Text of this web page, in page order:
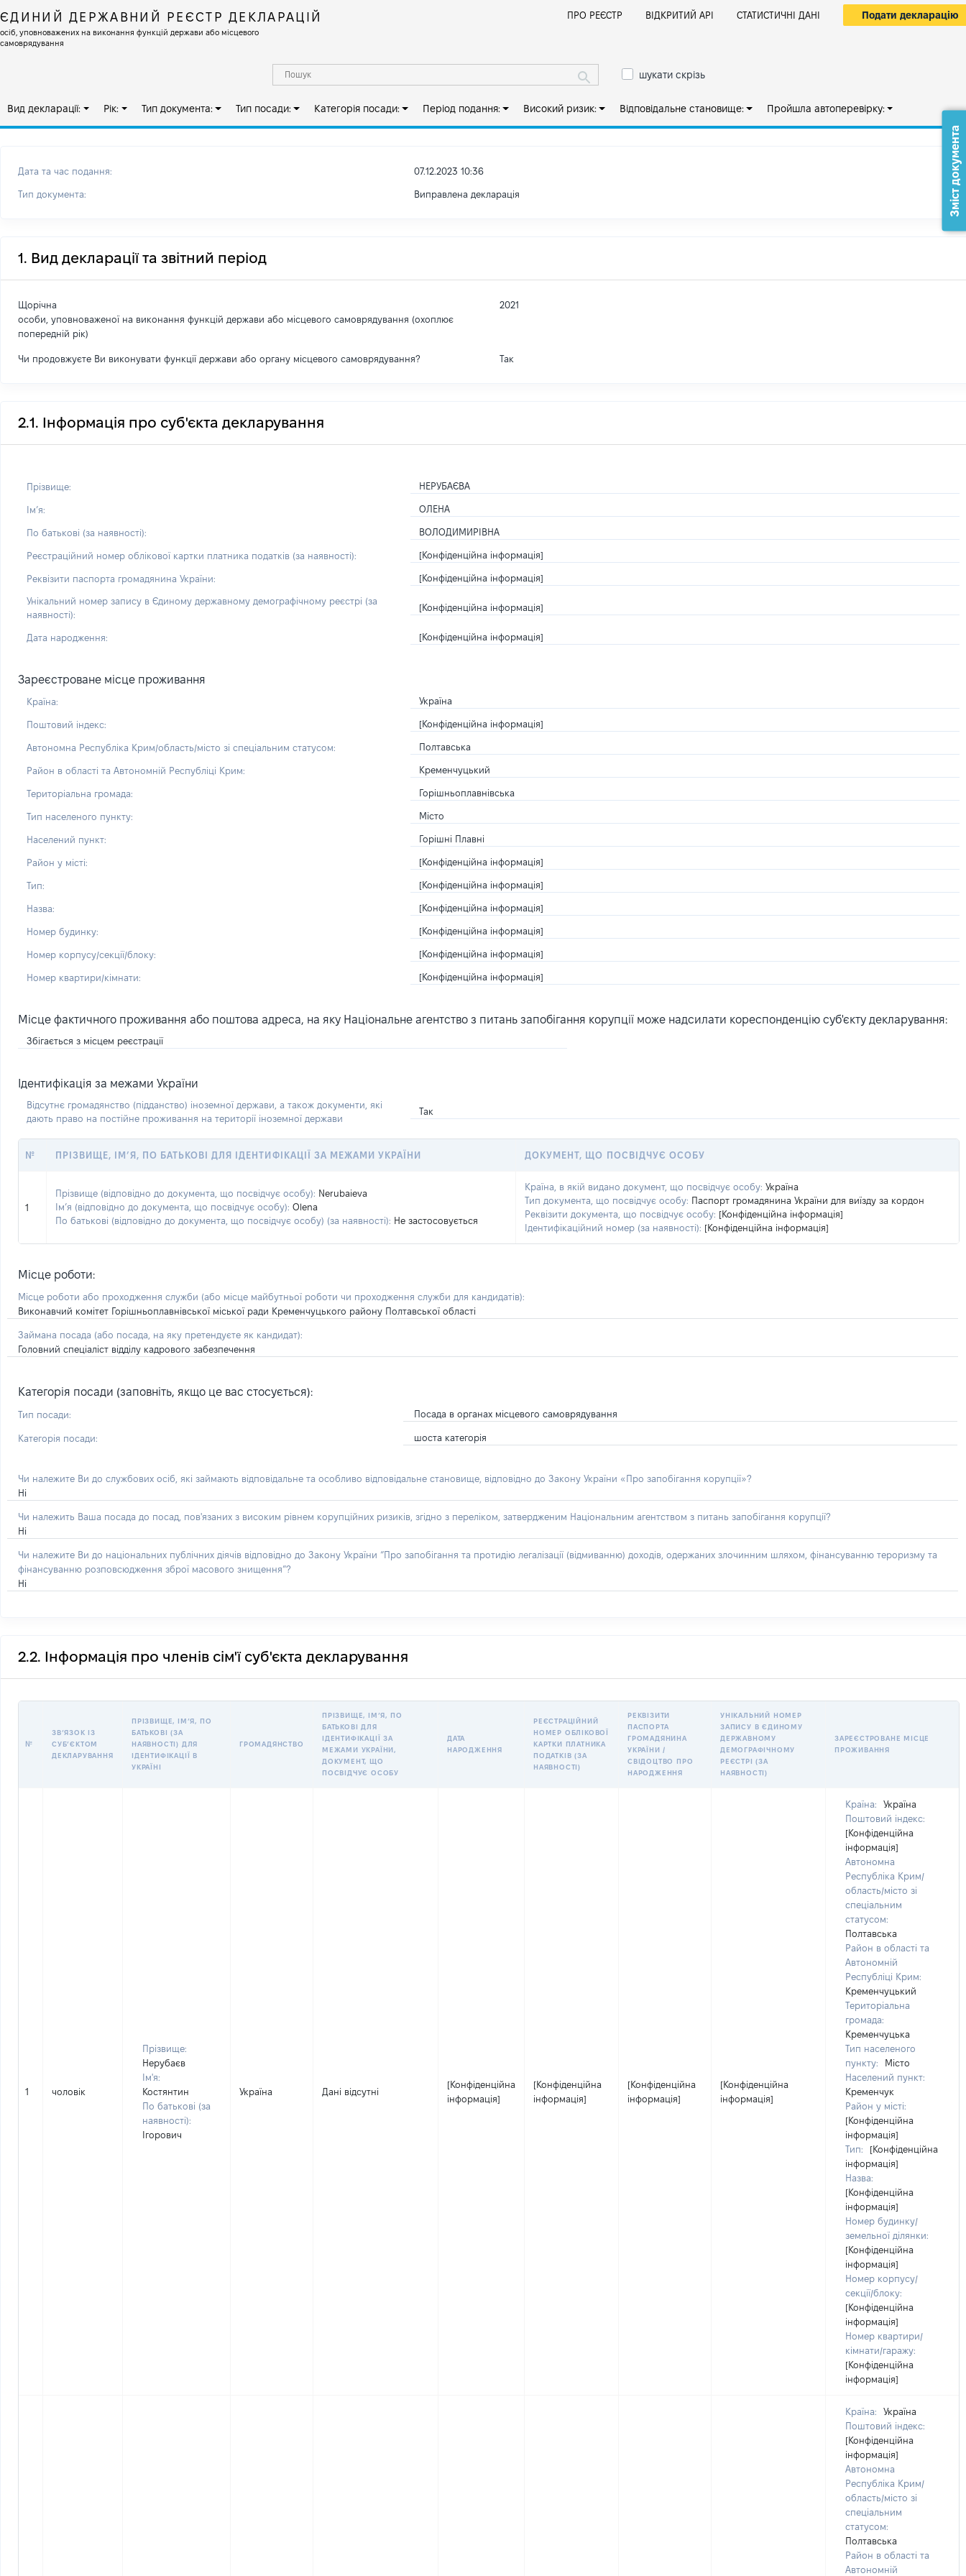
ЄДИНИЙ ДЕРЖАВНИЙ РЕЄСТР ДЕКЛАРАЦІЙ
осіб, уповноважених на виконання функцій держави або місцевого
самоврядування
ПРО РЕЄСТР ВІДКРИТИЙ АРІ СТАТИСТИЧНІ ДАНІ Подати декларацію
шукати скрізь
Вид декларації: Рік: Тип документа: Тип посади: Категорія посади: Період подання: Високий ризик: Відповідальне становище: Пройшла автоперевірку:
Дата та час подання: 07.12.2023 10:36
Тип документа: Виправлена декларація
1. Вид декларації та звітний період
Щорічна
особи, уповноваженої на виконання функцій держави або місцевого самоврядування (охоплює
попередній рік)
2021
Чи продовжуєте Ви виконувати функції держави або органу місцевого самоврядування? Так
2.1. Інформація про суб'єкта декларування
Прізвище: НЕРУБАЄВА
Імʼя: ОЛЕНА
По батькові (за наявності): ВОЛОДИМИРІВНА
Реєстраційний номер облікової картки платника податків (за наявності): [Конфіденційна інформація]
Реквізити паспорта громадянина України: [Конфіденційна інформація]
Унікальний номер запису в Єдиному державному демографічному реєстрі (за
наявності):
[Конфіденційна інформація]
Дата народження: [Конфіденційна інформація]
Зареєстроване місце проживання
Країна: Україна
Поштовий індекс: [Конфіденційна інформація]
Автономна Республіка Крим/область/місто зі спеціальним статусом: Полтавська
Район в області та Автономній Республіці Крим: Кременчуцький
Територіальна громада: Горішньоплавнівська
Тип населеного пункту: Місто
Населений пункт: Горішні Плавні
Район у місті: [Конфіденційна інформація]
Тип: [Конфіденційна інформація]
Назва: [Конфіденційна інформація]
Номер будинку: [Конфіденційна інформація]
Номер корпусу/секції/блоку: [Конфіденційна інформація]
Номер квартири/кімнати: [Конфіденційна інформація]
Місце фактичного проживання або поштова адреса, на яку Національне агентство з питань запобігання корупції може надсилати кореспонденцію суб'єкту декларування:
Збігається з місцем реєстрації
Ідентифікація за межами України
Відсутнє громадянство (підданство) іноземної держави, а також документи, які
дають право на постійне проживання на території іноземної держави
Так
№ ПРІЗВИЩЕ, ІМ’Я, ПО БАТЬКОВІ ДЛЯ ІДЕНТИФІКАЦІЇ ЗА МЕЖАМИ УКРАЇНИ ДОКУМЕНТ, ЩО ПОСВІДЧУЄ ОСОБУ
1
Прізвище (відповідно до документа, що посвідчує особу): Nerubaieva
Ім’я (відповідно до документа, що посвідчує особу): Olena
По батькові (відповідно до документа, що посвідчує особу) (за наявності): Не застосовується
Країна, в якій видано документ, що посвідчує особу: Україна
Тип документа, що посвідчує особу: Паспорт громадянина України для виїзду за кордон
Реквізити документа, що посвідчує особу: [Конфіденційна інформація]
Ідентифікаційний номер (за наявності): [Конфіденційна інформація]
Місце роботи:
Місце роботи або проходження служби (або місце майбутньої роботи чи проходження служби для кандидатів):
Виконавчий комітет Горішньоплавнівської міської ради Кременчуцького району Полтавської області
Займана посада (або посада, на яку претендуєте як кандидат):
Головний спеціаліст відділу кадрового забезпечення
Категорія посади (заповніть, якщо це вас стосується):
Тип посади: Посада в органах місцевого самоврядування
Категорія посади: шоста категорія
Чи належите Ви до службових осіб, які займають відповідальне та особливо відповідальне становище, відповідно до Закону України «Про запобігання корупції»?
Ні
Чи належить Ваша посада до посад, пов'язаних з високим рівнем корупційних ризиків, згідно з переліком, затвердженим Національним агентством з питань запобігання корупції?
Ні
Чи належите Ви до національних публічних діячів відповідно до Закону України “Про запобігання та протидію легалізації (відмиванню) доходів, одержаних злочинним шляхом, фінансуванню тероризму та
фінансуванню розповсюдження зброї масового знищення”?
Ні
2.2. Інформація про членів сім'ї суб'єкта декларування
№
ЗВʼЯЗОК ІЗ
СУБʼЄКТОМ
ДЕКЛАРУВАННЯ
ПРІЗВИЩЕ, ІМʼЯ, ПО
БАТЬКОВІ (ЗА
НАЯВНОСТІ) ДЛЯ
ІДЕНТИФІКАЦІЇ В
УКРАЇНІ
ГРОМАДЯНСТВО
ПРІЗВИЩЕ, ІМʼЯ, ПО
БАТЬКОВІ ДЛЯ
ІДЕНТИФІКАЦІЇ ЗА
МЕЖАМИ УКРАЇНИ,
ДОКУМЕНТ, ЩО
ПОСВІДЧУЄ ОСОБУ
ДАТА
НАРОДЖЕННЯ
РЕЄСТРАЦІЙНИЙ
НОМЕР ОБЛІКОВОЇ
КАРТКИ ПЛАТНИКА
ПОДАТКІВ (ЗА
НАЯВНОСТІ)
РЕКВІЗИТИ
ПАСПОРТА
ГРОМАДЯНИНА
УКРАЇНИ /
СВІДОЦТВО ПРО
НАРОДЖЕННЯ
УНІКАЛЬНИЙ НОМЕР
ЗАПИСУ В ЄДИНОМУ
ДЕРЖАВНОМУ
ДЕМОГРАФІЧНОМУ
РЕЄСТРІ (ЗА
НАЯВНОСТІ)
ЗАРЕЄСТРОВАНЕ МІСЦЕ
ПРОЖИВАННЯ
1 чоловік
Прізвище:
Нерубаєв
Ім'я:
Костянтин
По батькові (за
наявності):
Ігорович
Україна Дані відсутні
[Конфіденційна
інформація]
[Конфіденційна
інформація]
[Конфіденційна
інформація]
[Конфіденційна
інформація]
Країна:
Україна
Поштовий індекс:
[Конфіденційна
інформація]
Автономна
Республіка Крим/
область/місто зі
спеціальним
статусом:
Полтавська
Район в області та
Автономній
Республіці Крим:
Кременчуцький
Територіальна
громада:
Кременчуцька
Тип населеного
пункту:
Місто
Населений пункт:
Кременчук
Район у місті:
[Конфіденційна
інформація]
Тип:
[Конфіденційна
інформація]
Назва:
[Конфіденційна
інформація]
Номер будинку/
земельної ділянки:
[Конфіденційна
інформація]
Номер корпусу/
секції/блоку:
[Конфіденційна
інформація]
Номер квартири/
кімнати/гаражу:
[Конфіденційна
інформація]
Країна:
Україна
Поштовий індекс:
[Конфіденційна
інформація]
Автономна
Республіка Крим/
область/місто зі
спеціальним
статусом:
Полтавська
Район в області та
Автономній
Зміст документа